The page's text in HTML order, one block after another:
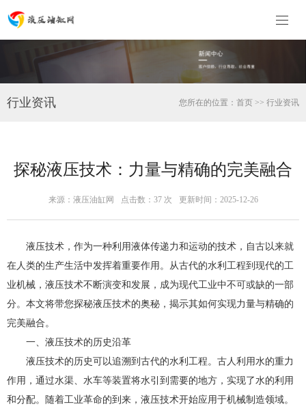
行业资讯 您所在的位置： 首页 >> 行业资讯
探秘液压技术：力量与精确的完美融合
来源：液压油缸网 点击数： 37 次 更新时间：2025-12-26
液压技术，作为一种利用液体传递力和运动的技术，自古以来就
在人类的生产生活中发挥着重要作用。从古代的水利工程到现代的工
业机械，液压技术不断演变和发展，成为现代工业中不可或缺的一部
分。本文将带您探秘液压技术的奥秘，揭示其如何实现力量与精确的
完美融合。
一、液压技术的历史沿革
液压技术的历史可以追溯到古代的水利工程。古人利用水的重力
作用，通过水渠、水车等装置将水引到需要的地方，实现了水的利用
和分配。随着工业革命的到来，液压技术开始应用于机械制造领域。